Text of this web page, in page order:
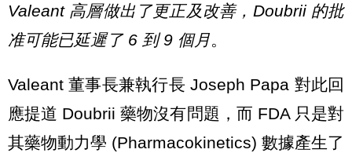
Valeant 高層做出了更正及改善，Doubrii 的批
准可能已延遲了 6 到 9 個月。
Valeant 董事長兼執行長 Joseph Papa 對此回
應提道 Doubrii 藥物沒有問題，而 FDA 只是對
其藥物動力學 (Pharmacokinetics) 數據產生了